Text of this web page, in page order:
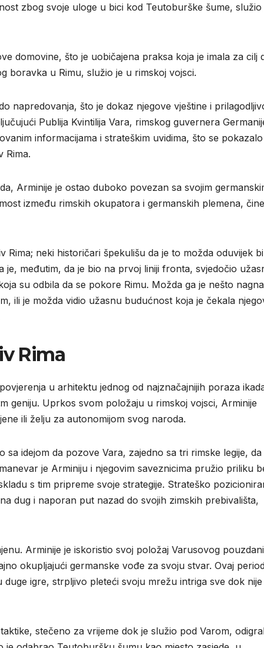
zbog svoje uloge u bici kod Teutoburške šume, služio
domovine, što je uobičajena praksa koja je imala za cilj
boravka u Rimu, služio je u rimskoj vojsci.
napredovanja, što je dokaz njegove vještine i
Publija Kvintilija Vara, rimskog guvernera
informacijama i strateškim uvidima, što se pokazalo
Rima.
Arminije je ostao duboko povezan sa svojim
između rimskih okupatora i germanskih plemena,
neki historičari špekulišu da je to možda oduvijek
je, međutim, da je bio na prvoj liniji fronta, svjedočio
su odbila da se pokore Rimu. Možda ga je nešto
ili je možda vidio užasnu budućnost koja je čekala
Rima
u arhitektu jednog od najznačajnijih poraza
geniju. Uprkos svom položaju u rimskoj vojsci, Arminije
ili želju za autonomijom svog naroda.
sa idejom da pozove Vara, zajedno sa tri rimske legije, da
je Arminiju i njegovim saveznicima pružio priliku
s tim pripreme svoje strategije. Strateško
dug i naporan put nazad do svojih zimskih prebivališta,
Arminije je iskoristio svoj položaj Varusovog
okupljajući germanske vođe za svoju stvar. Ovaj
igre, strpljivo pleteći svoju mrežu intriga sve dok nije
stečeno za vrijeme dok je služio pod Varom,